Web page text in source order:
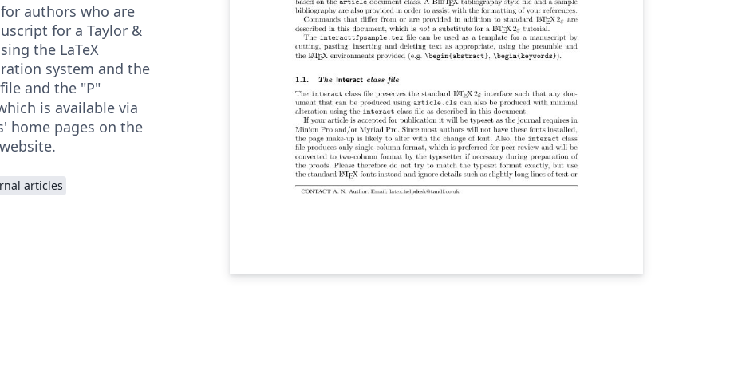
authors who are
for a Taylor &
the LaTeX
system and the
and the "P"
is available via
home pages on the
articles